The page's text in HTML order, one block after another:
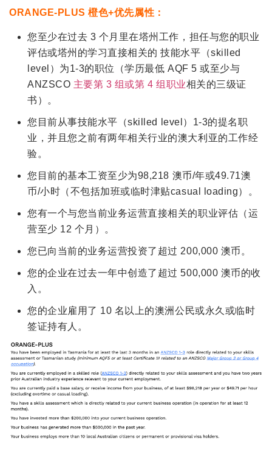
ORANGE-PLUS 橙色+优先属性：
您至少在过去 3 个月里在塔州工作，担任与您的职业
评估或塔州的学习直接相关的 技能水平（skilled
level）为1-3的职位（学历最低 AQF 5 或至少与
ANZSCO 主要第 3 组或第 4 组职业相关的三级证
书）。
您目前从事技能水平（skilled level）1-3的提名职
业，并且您之前有两年相关行业的澳大利亚的工作经
验。
您目前的基本工资至少为98,218 澳币/年或49.71澳
币/小时（不包括加班或临时津贴casual loading）。
您有一个与您当前业务运营直接相关的职业评估（运
营至少 12 个月）。
您已向当前的业务运营投资了超过 200,000 澳币。
您的企业在过去一年中创造了超过 500,000 澳币的收
入。
您的企业雇用了 10 名以上的澳洲公民或永久或临时
签证持有人。